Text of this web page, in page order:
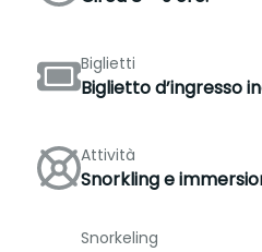
Biglietti
Biglietto d’ingresso
Attività
Snorkling e
Snorkeling